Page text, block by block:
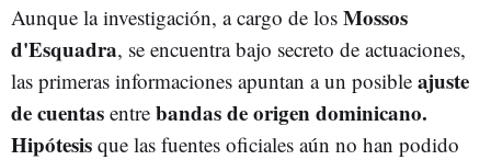
Aunque la investigación, a cargo de los Mossos
d'Esquadra, se encuentra bajo secreto de actuaciones,
las primeras informaciones apuntan a un posible ajuste
de cuentas entre bandas de origen dominicano.
Hipótesis que las fuentes oficiales aún no han podido